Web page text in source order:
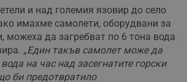
и над големия язовир до село
имахме самолети, оборудвани за
можеха да загребват по 6 тона вода
„Един такъв самолет може да
на час над засегнатите горски
би предотвратило